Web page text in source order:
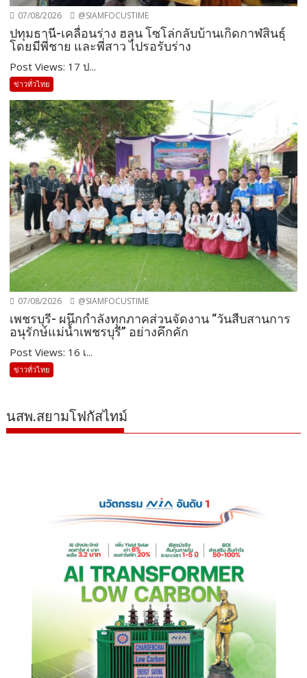
07/08/2026 @SIAMFOCUSTIME
ปทุมธานี-เคลื่อนร่าง ฮลุน โซโล่กลับบ้านเกิดกาฬสินธุ์
โดยมีพี่ชาย และพี่สาว ไปรอรับร่าง
Post Views: 17 ป...
ข่าวทั่วไทย
07/08/2026 @SIAMFOCUSTIME
เพชรบุรี- ผนึกกำลังทุกภาคส่วนจัดงาน “วันสืบสานการ
อนุรักษ์แม่น้ำเพชรบุรี” อย่างคึกคัก
Post Views: 16 เ...
ข่าวทั่วไทย
นสพ.สยามโฟกัสไทม์